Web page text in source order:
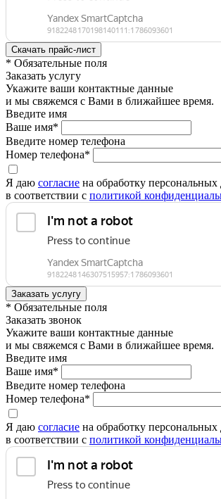
* Обязательные поля
Заказать услугу
Укажите ваши контактные данные
и мы свяжемся с Вами в ближайшее время.
Введите имя
Ваше имя*
Введите номер телефона
Номер телефона*
Я даю согласие на обработку
в соответствии с политикой
* Обязательные поля
Заказать звонок
Укажите ваши контактные данные
и мы свяжемся с Вами в ближайшее время.
Введите имя
Ваше имя*
Введите номер телефона
Номер телефона*
Я даю согласие на обработку
в соответствии с политикой